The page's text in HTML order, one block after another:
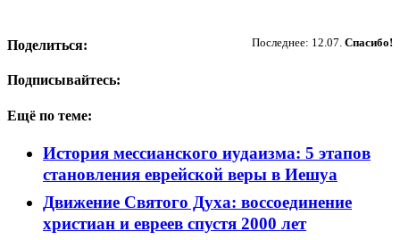
Последнее: 12.07. Спасибо!
Поделиться:
Подписывайтесь:
Ещё по теме:
История мессианского иудаизма: 5 этапов
становления еврейской веры в Иешуа
Движение Святого Духа: воссоединение
христиан и евреев спустя 2000 лет